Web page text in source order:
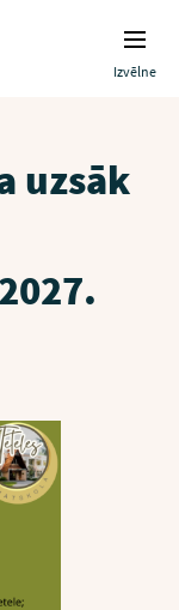
Izvēlne
uzsāk